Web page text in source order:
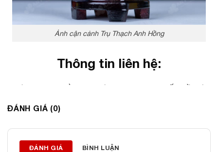
Ảnh cận cảnh Trụ Thạch Anh Hồng
Thông tin liên hệ:
Địa chỉ: 60/69 Bùi Huy Bích, Hoàng Mai, Hà Nội
Điện thoại: 0982 627 166
Email:daphongthuyanphat@gmail.com
ĐÁNH GIÁ (0)
ĐÁNH GIÁ BÌNH LUẬN